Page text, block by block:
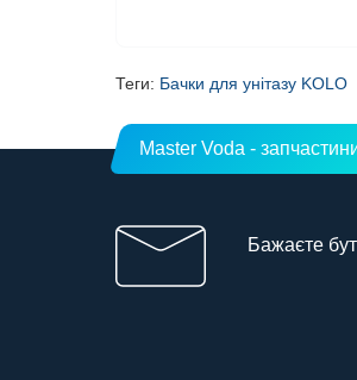
Теги: Бачки для унітазу KOLO
Master Voda -
Бажаєте